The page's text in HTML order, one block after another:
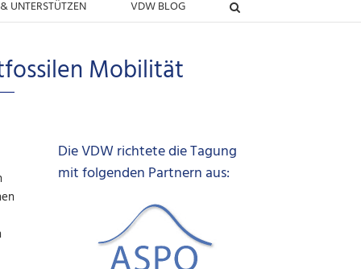
UNTERSTÜTZEN VDW BLOG
Mobilität
Die VDW richtete die Tagung
mit folgenden Partnern aus: